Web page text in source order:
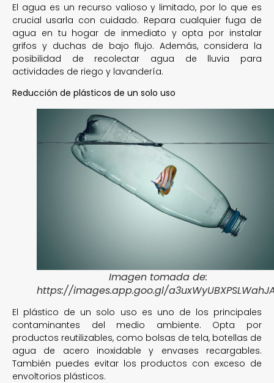
El agua es un recurso valioso y limitado, por lo que es
crucial usarla con cuidado. Repara cualquier fuga de
agua en tu hogar de inmediato y opta por instalar
grifos y duchas de bajo flujo. Además, considera la
posibilidad de recolectar agua de lluvia para
actividades de riego y lavandería.
Reducción de plásticos de un solo uso
Imagen tomada de:
https://images.app.goo.gl/
El plástico de un solo uso es uno de los principales
contaminantes del medio ambiente. Opta por
productos reutilizables, como bolsas de tela, botellas de
agua de acero inoxidable y envases recargables.
También puedes evitar los productos con exceso de
envoltorios plásticos.